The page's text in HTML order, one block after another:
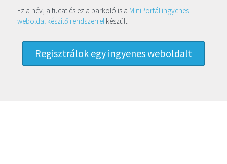
Ez a név, a tucat és ez a parkoló is a MiniPortál ingyenes
weboldal készítő rendszerrel készült.
Regisztrálok egy ingyenes weboldalt